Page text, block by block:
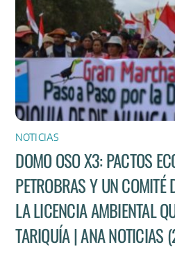
NOTICIAS
DOMO OSO X3: PACTOS
PETROBRAS Y UN COMITÉ
LA LICENCIA AMBIENTAL
TARIQUÍA | ANA